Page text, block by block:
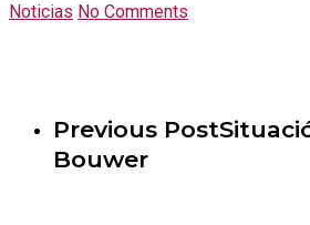
Noticias No Comments
Previous Post
Bouwer